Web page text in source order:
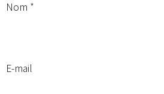
Nom
E-mail